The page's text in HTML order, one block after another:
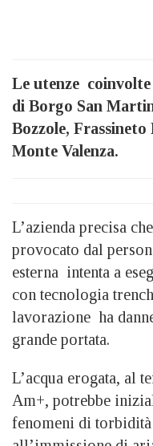
Le utenze
di Borgo San
Bozzole,
Monte Valenza.
L’azienda precisa
provocato dal
esterna intenta a
con tecnologia
lavorazione ha
grande portata.
L’acqua erogata, al
Am+, potrebbe
fenomeni di